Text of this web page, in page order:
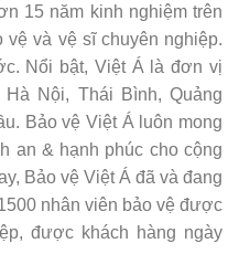
15 năm kinh nghiệm trên
vệ và vệ sĩ chuyên nghiệp.
Nổi bật, Việt Á là đơn vị
Nội, Thái Bình, Quảng
Bảo vệ Việt Á luôn mong
an & hạnh phúc cho cộng
Bảo vệ Việt Á đã và đang
nhân viên bảo vệ được
được khách hàng ngày